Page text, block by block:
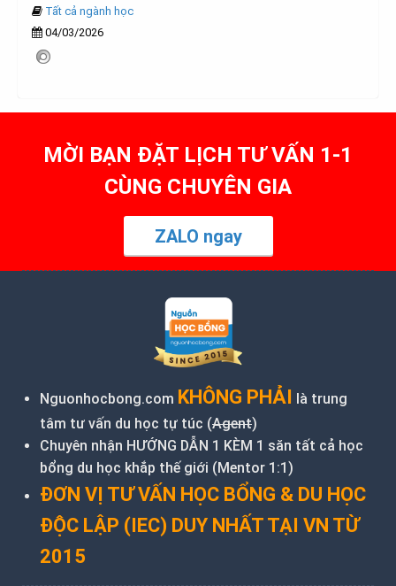
Tất cả ngành học
04/03/2026
MỜI BẠN ĐẶT LỊCH TƯ VẤN 1-1
CÙNG CHUYÊN GIA
ZALO ngay
Nguonhocbong.com KHÔNG PHẢI là trung
tâm tư vấn du học tự túc (Agent)
Chuyên nhận HƯỚNG DẪN 1 KÈM 1 săn tất cả học
bổng du học khắp thế giới (Mentor 1:1)
ĐƠN VỊ TƯ VẤN HỌC BỔNG & DU HỌC
ĐỘC LẬP (IEC) DUY NHẤT TẠI VN TỪ
2015